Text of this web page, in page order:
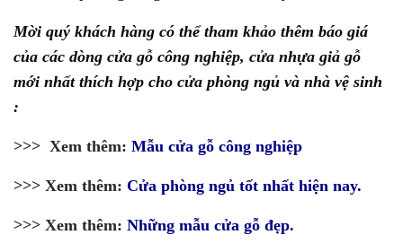
Mời quý khách hàng có thể tham khảo thêm báo giá
của các dòng cửa gỗ công nghiệp, cửa nhựa giả gỗ
mới nhất thích hợp cho cửa phòng ngủ và nhà vệ sinh
:
>>> Xem thêm: Mẫu cửa gỗ công nghiệp
>>> Xem thêm: Cửa phòng ngủ tốt nhất hiện nay.
>>> Xem thêm: Những mẫu cửa gỗ đẹp.